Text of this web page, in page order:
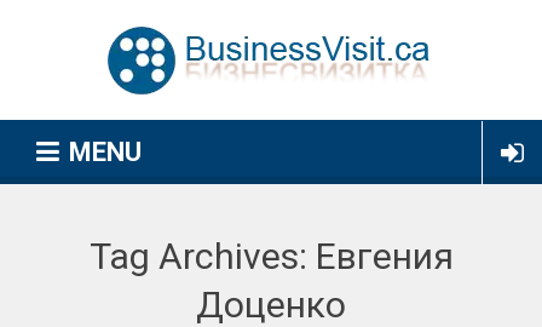
MENU
Tag Archives: Евгения
Доценко